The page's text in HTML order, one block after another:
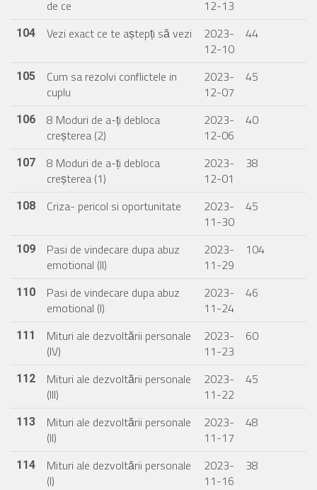
de ce 12-13
104 Vezi exact ce te aștepți să vezi
2023-
12-10
44
105
Cum sa rezolvi conflictele in
cuplu
2023-
12-07
45
106
8 Moduri de a-ți debloca
creșterea (2)
2023-
12-06
40
107
8 Moduri de a-ți debloca
creșterea (1)
2023-
12-01
38
108 Criza- pericol si oportunitate
2023-
11-30
45
109
Pasi de vindecare dupa abuz
emotional (II)
2023-
11-29
104
110
Pasi de vindecare dupa abuz
emotional (I)
2023-
11-24
46
111
Mituri ale dezvoltării personale
(IV)
2023-
11-23
60
112
Mituri ale dezvoltării personale
(III)
2023-
11-22
45
113
Mituri ale dezvoltării personale
(II)
2023-
11-17
48
114
Mituri ale dezvoltării personale
(I)
2023-
11-16
38